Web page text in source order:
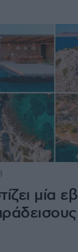
μία